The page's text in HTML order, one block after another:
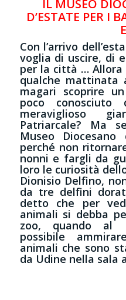
IL MUSEO
D’ESTATE PER I
Con l’arrivo
voglia di uscire, di
per la città … Allora
qualche mattinata
magari scoprire
poco
meraviglioso
Patriarcale? Ma
Museo
perché non
nonni e fargli da
loro le curiosità
Dionisio Delfino,
da tre delfini
detto che per
animali si debba
zoo, quando al
possibile
animali che sono
da Udine nella sala